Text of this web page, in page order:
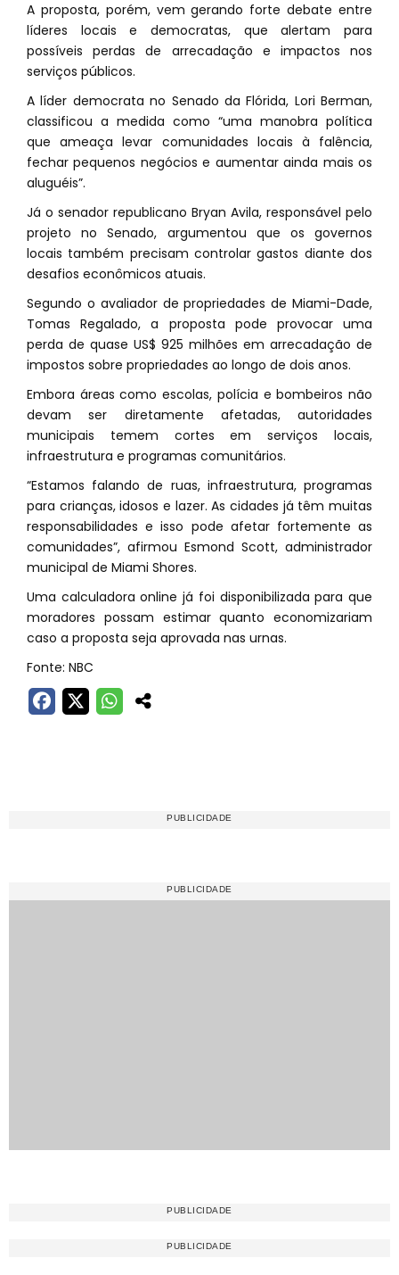
A proposta, porém, vem gerando forte debate entre
líderes locais e democratas, que alertam para
possíveis perdas de arrecadação e impactos nos
serviços públicos.
A líder democrata no Senado da Flórida, Lori Berman,
classificou a medida como “uma manobra política
que ameaça levar comunidades locais à falência,
fechar pequenos negócios e aumentar ainda mais os
aluguéis”.
Já o senador republicano Bryan Avila, responsável pelo
projeto no Senado, argumentou que os governos
locais também precisam controlar gastos diante dos
desafios econômicos atuais.
Segundo o avaliador de propriedades de Miami-Dade,
Tomas Regalado, a proposta pode provocar uma
perda de quase US$ 925 milhões em arrecadação de
impostos sobre propriedades ao longo de dois anos.
Embora áreas como escolas, polícia e bombeiros não
devam ser diretamente afetadas, autoridades
municipais temem cortes em serviços locais,
infraestrutura e programas comunitários.
“Estamos falando de ruas, infraestrutura, programas
para crianças, idosos e lazer. As cidades já têm muitas
responsabilidades e isso pode afetar fortemente as
comunidades”, afirmou Esmond Scott, administrador
municipal de Miami Shores.
Uma calculadora online já foi disponibilizada para que
moradores possam estimar quanto economizariam
caso a proposta seja aprovada nas urnas.
Fonte: NBC